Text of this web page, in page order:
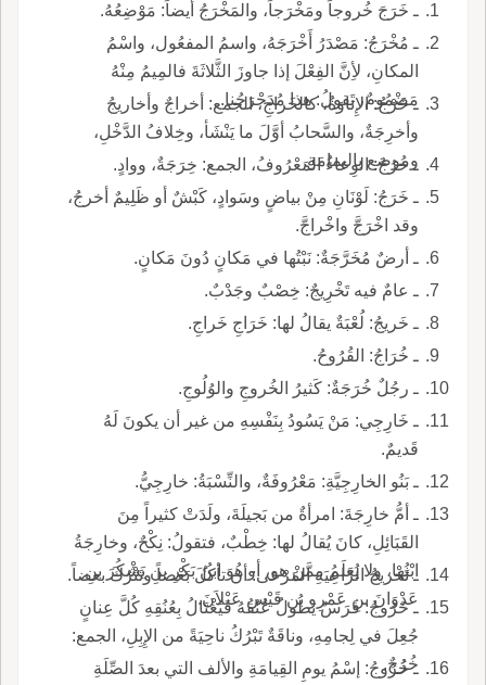
ـ خَرَجَ خُروجاً ومَخْرَجاً، والمَخْرَجُ أيضاً: مَوْضِعُهُ.
ـ مُخْرَجُ: مَصْدَرُ أَخْرَجَهُ، واسمُ المفعُول، واسْمُ
المكانِ، لأِنَّ الفِعْلَ إذا جاوزَ الثَّلاثَةَ فالمِيمُ مِنْهُ
مَضْمُومٌ، تَقولُ: هذا مُدَحْرَجُنا.
ـ خَرْجُ: الإِتاوَةُ، كالخَراجِ، الجمع: أخراجٌ وأخاريجُ
وأخرِجَةٌ، والسَّحابُ أوَّلَ ما يَنْشَأ، وخِلافُ الدَّخْلِ،
وموضع باليمامَةِ.
ـ خُرُجُ: الوِعاءُ المَعْرُوفُ، الجمع: خِرَجَةٌ، ووادٍ.
ـ خَرَجُ: لَوْنَانِ مِنْ بياضٍ وسَوادٍ، كَبْشٌ أو ظَلِيمٌ أخرجُ،
وقد اخْرَجَّ واخْراجَّ.
ـ أرضٌ مُخَرَّجَةٌ: نَبْتُها في مَكانٍ دُونَ مَكانٍ.
ـ عامٌ فيه تَخْرِيجٌ: خِصْبٌ وجَدْبٌ.
ـ خَريجُ: لُعْبَةٌ يقالُ لها: خَرَاجِ خَراجِ.
ـ خُرَاجُ: القُرُوحُ.
ـ رجُلٌ خُرَجَةٌ: كَثيرُ الخُروجِ والوُلُوجِ.
ـ خَارِجِي: مَنْ يَسُودُ بِنَفْسِهِ من غير أن يكونَ لَهُ
قَديمٌ.
ـ بَنُو الخارِجِيَّةِ: مَعْرُوفَةٌ، والنِّسْبَةُ: خارِجِيُّ.
ـ أمُّ خارِجَةَ: امرأةٌ من بَجيلَةَ، ولَدَتْ كثيراً مِنَ
القَبَائِلِ، كانَ يُقالُ لها: خِطْبٌ، فتقولُ: نِكْحٌ، وخارِجَةُ
ابْنُها، ولا يُعلَمُ مِمَّنْ هو، أو هُوَ ابنُ بَكْرِ بنِ يَشْكُرَ بنِ
عَدْوَانَ بنِ عَمْرِو بنِ قَيْسِ عَيْلاَنَ.
ـ تَخْريجُ الرَّاعِيَةِ المَرْعى: أن تأكُلَ بَعْضاً وتَتْرُكَ بعضاً.
ـ خَرُوجُ: فَرَسٌ يَطُولُ عُنُقُهُ فَيَغْتَالُ بِعُنُقِهِ كُلَّ عِنانٍ
جُعِلَ في لِجامِهِ، وناقَةٌ تَبْرُكُ ناحِيَةً من الإِبِلِ، الجمع:
خُرُجٌ.
ـ خُرُوجُ: إسْمُ يومِ القِيامَةِ والألف التي بعدَ الصِّلَةِ